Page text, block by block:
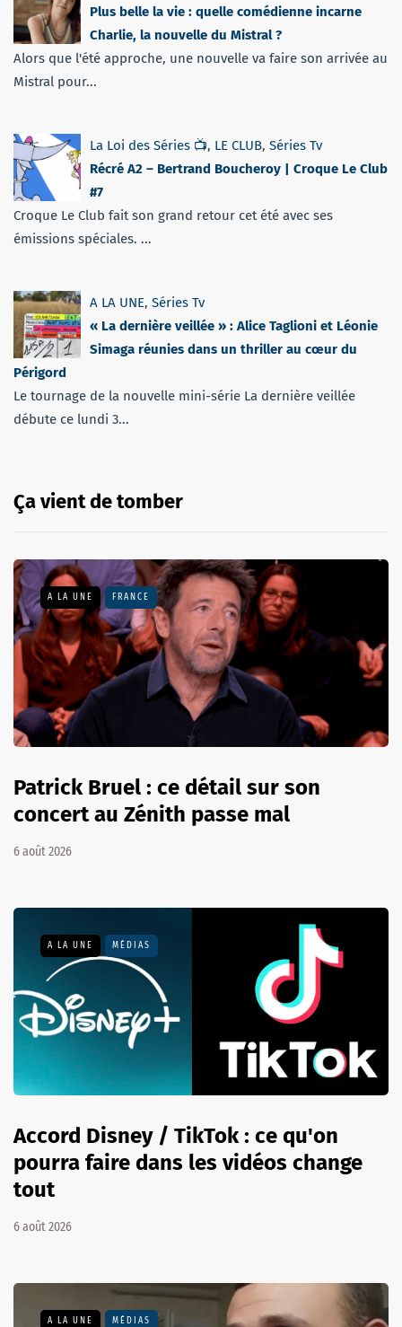
Plus belle la vie : quelle comédienne incarne
Charlie, la nouvelle du Mistral ?
Alors que l'été approche, une nouvelle va faire son arrivée au
Mistral pour...
La Loi des Séries 📺, LE CLUB, Séries Tv
Récré A2 – Bertrand Boucheroy | Croque Le Club
#7
Croque Le Club fait son grand retour cet été avec ses
émissions spéciales. ...
A LA UNE, Séries Tv
« La dernière veillée » : Alice Taglioni et Léonie
Simaga réunies dans un thriller au cœur du
Périgord
Le tournage de la nouvelle mini-série La dernière veillée
débute ce lundi 3...
Ça vient de tomber
A LA UNE FRANCE
Patrick Bruel : ce détail sur son
concert au Zénith passe mal
6 août 2026
A LA UNE MÉDIAS
Accord Disney / TikTok : ce qu'on
pourra faire dans les vidéos change
tout
6 août 2026
A LA UNE MÉDIAS